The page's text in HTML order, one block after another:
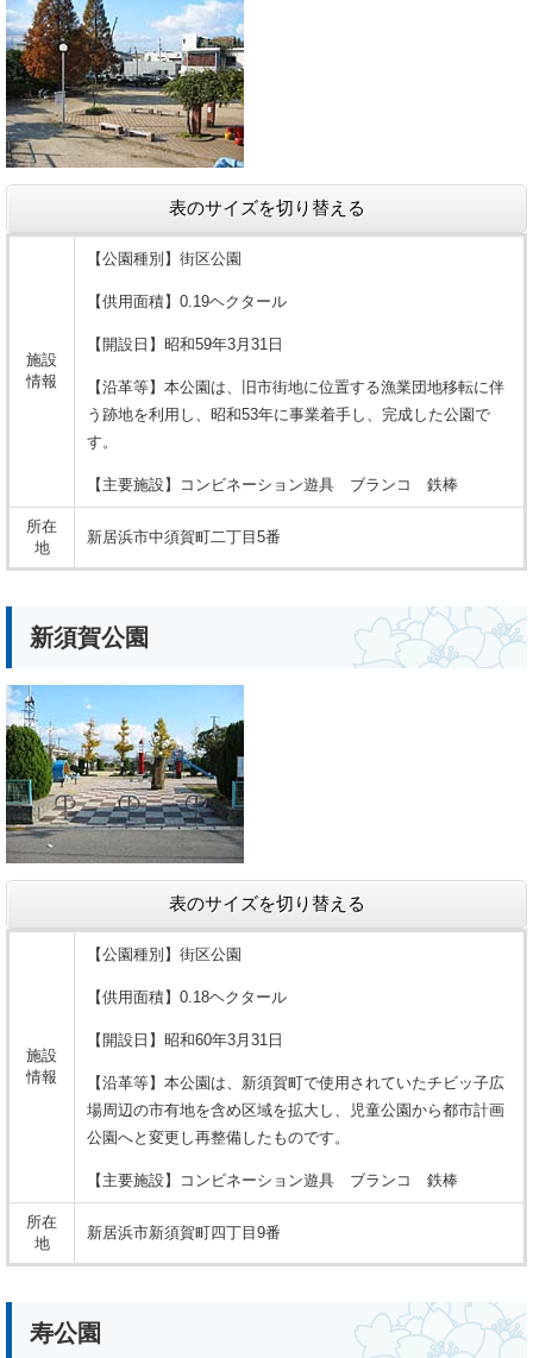
表のサイズを切り替える
施設
情報
【公園種別】街区公園
【供用面積】0.19ヘクタール
【開設日】昭和59年3月31日
【沿革等】本公園は、旧市街地に位置する漁業団地移転に伴
う跡地を利用し、昭和53年に事業着手し、完成した公園で
す。
【主要施設】コンビネーション遊具 ブランコ 鉄棒
所在
地
新居浜市中須賀町二丁目5番
新須賀公園
表のサイズを切り替える
施設
情報
【公園種別】街区公園
【供用面積】0.18ヘクタール
【開設日】昭和60年3月31日
【沿革等】本公園は、新須賀町で使用されていたチビッ子広
場周辺の市有地を含め区域を拡大し、児童公園から都市計画
公園へと変更し再整備したものです。
【主要施設】コンビネーション遊具 ブランコ 鉄棒
所在
地
新居浜市新須賀町四丁目9番
寿公園